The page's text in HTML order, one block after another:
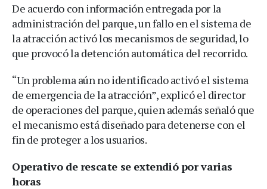
De acuerdo con información entregada por la
administración del parque, un fallo en el sistema de
la atracción activó los mecanismos de seguridad, lo
que provocó la detención automática del recorrido.
“Un problema aún no identificado activó el sistema
de emergencia de la atracción”, explicó el director
de operaciones del parque, quien además señaló que
el mecanismo está diseñado para detenerse con el
fin de proteger a los usuarios.
Operativo de rescate se extendió por varias
horas